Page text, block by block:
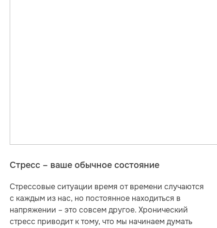
Стресс – ваше обычное состояние
Стрессовые ситуации время от времени случаются
с каждым из нас, но постоянное находиться в
напряжении – это совсем другое. Хронический
стресс приводит к тому, что мы начинаем думать